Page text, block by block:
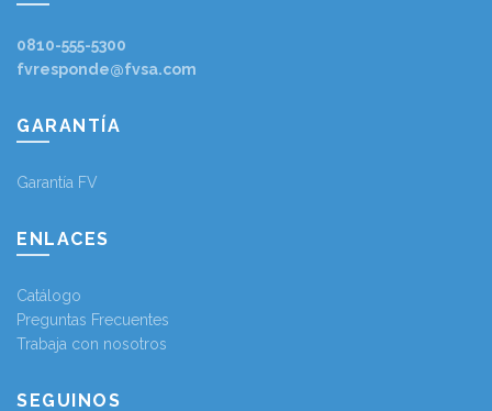
0810-555-5300
fvresponde@fvsa.com
GARANTÍA
Garantía FV
ENLACES
Catálogo
Preguntas Frecuentes
Trabaja con nosotros
SEGUINOS